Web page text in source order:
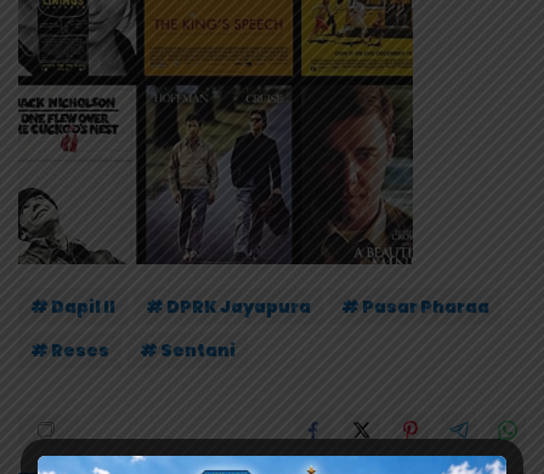
# Dapil II # DPRK Jayapura
# Pasar Pharaa
# Reses
# Sentani